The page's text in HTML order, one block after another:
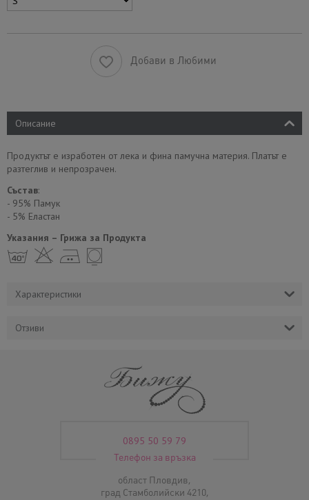
Добави в Любими
Описание
Продуктът е изработен от лека и фина памучна материя. Платът е
разтеглив и непрозрачен.
Състав:
- 95% Памук
- 5% Еластан
Указания – Грижа за Продукта
h H E Y
Характеристики
Отзиви
0895 50 59 79
Телефон за връзка
област Пловдив,
град Стамболийски 4210,